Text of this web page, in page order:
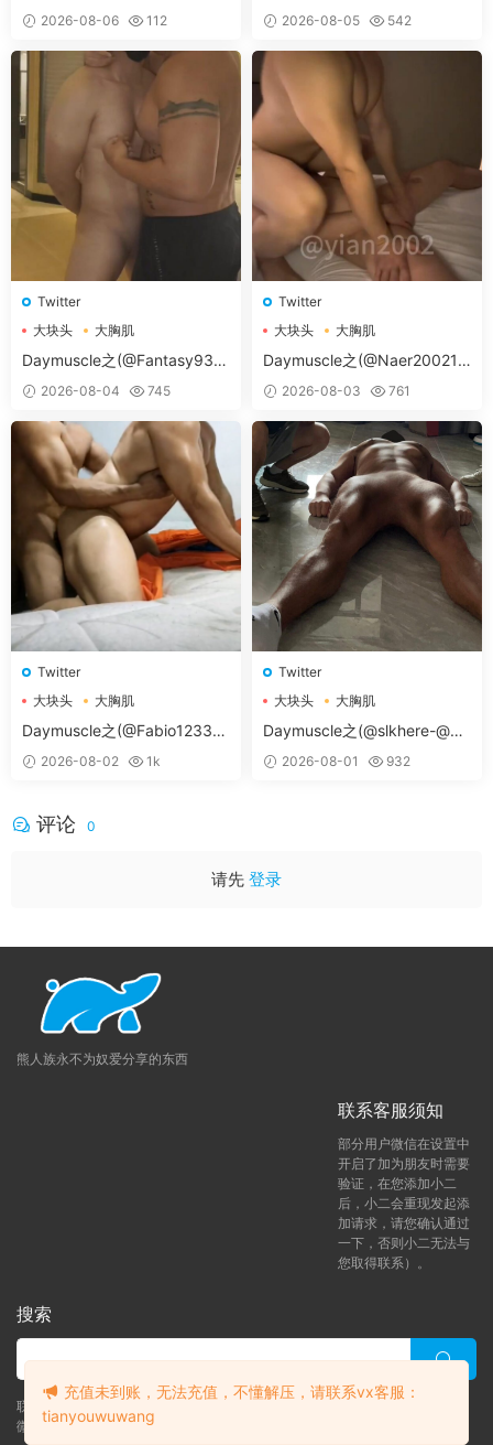
-@Nissan98）
2026-08-06 112
d-@XiaoAo.art）
2026-08-05 542
Twitter
大块头
大胸肌
大胸肌肉男
Daymuscle之(@Fantasy938
15579-@孔控Kong）
2026-08-04 745
Twitter
大块头
大胸肌
大胸肌肉男
Daymuscle之(@Naer20021-
@纳尔）
2026-08-03 761
Twitter
大块头
大胸肌
大胸肌肉男
Daymuscle之(@Fabio12333-
@辛叔是个G）
2026-08-02 1k
Twitter
大块头
大胸肌
大胸肌肉男
Daymuscle之(@slkhere-@元
气精牛）
2026-08-01 932
评论 0
请先 登录
熊人族永不为奴爱分享的东西
联系客服须知
部分用户微信在设置中
开启了加为朋友时需要
验证，在您添加小二
后，小二会重现发起添
加请求，请您确认通过
一下，否则小二无法与
您取得联系）。
搜索
联系客服 (添加后告诉客服-来自熊人族咨询问题)
微信客服（tianyouwuwang）
充值未到账，无法充值，不懂解压，请联系vx客服：
tianyouwuwang